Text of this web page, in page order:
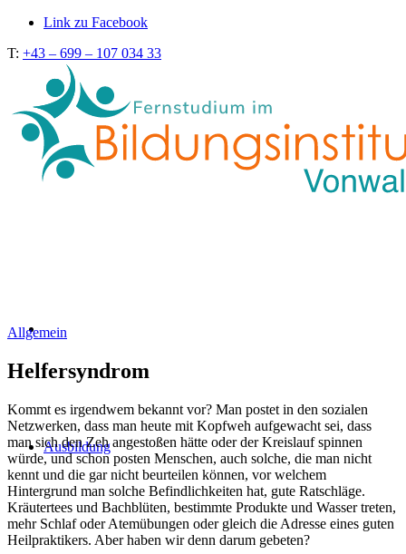
Link zu Facebook
T: +43 – 699 – 107 034 33
Ausbildung
Allgemein
Helfersyndrom
Kommt es irgendwem bekannt vor? Man postet in den sozialen
Netzwerken, dass man heute mit Kopfweh aufgewacht sei, dass
man sich den Zeh angestoßen hätte oder der Kreislauf spinnen
würde, und schon posten Menschen, auch solche, die man nicht
kennt und die gar nicht beurteilen können, vor welchem
Hintergrund man solche Befindlichkeiten hat, gute Ratschläge.
Kräutertees und Bachblüten, bestimmte Produkte und Wasser treten,
mehr Schlaf oder Atemübungen oder gleich die Adresse eines guten
Heilpraktikers. Aber haben wir denn darum gebeten?